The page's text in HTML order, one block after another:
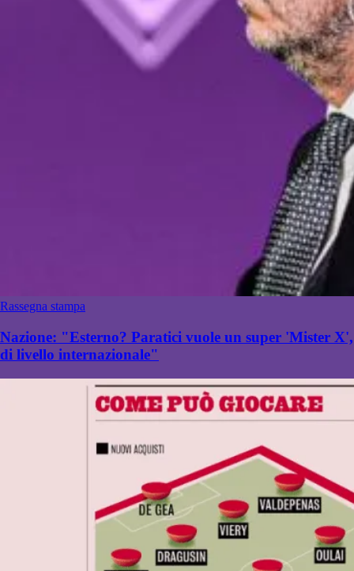
Rassegna stampa
Nazione: "Esterno? Paratici vuole un super 'Mister X',
di livello internazionale"